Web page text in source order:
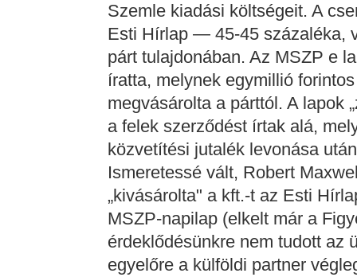
Szemle kiadási költségeit. A
Esti Hírlap — 45-45 százaléka,
párt tulajdonában. Az MSZP e
íratta, melynek egymillió
megvásárolta a párttól. A lapok
a felek szerződést írtak alá,
közvetítési jutalék levonása
Ismeretessé vált, Robert
„kivásárolta" a kft.-t az Esti
MSZP-napilap (elkelt már a
érdeklődésünkre nem tudott az
egyelőre a külföldi partner